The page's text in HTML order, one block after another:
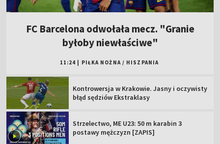
FC Barcelona odwołała mecz. "Granie
byłoby niewłaściwe"
11:24 PIŁKA NOŻNA / HISZPANIA
Kontrowersja w Krakowie. Jasny i oczywisty
błąd sędziów Ekstraklasy
Strzelectwo, ME U23: 50 m karabin 3
postawy mężczyzn [ZAPIS]